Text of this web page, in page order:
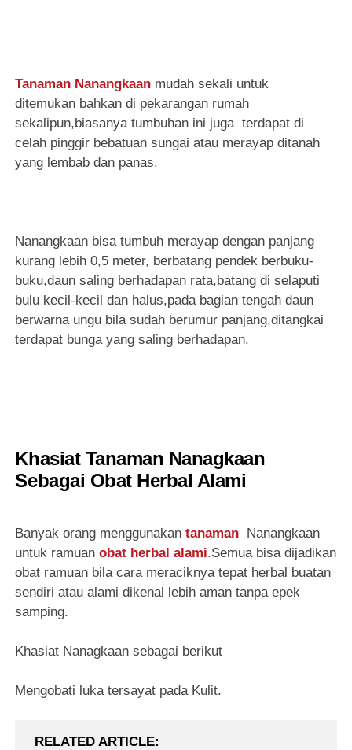
Tanaman Nanangkaan mudah sekali untuk
ditemukan bahkan di pekarangan rumah
sekalipun,biasanya tumbuhan ini juga terdapat di
celah pinggir bebatuan sungai atau merayap ditanah
yang lembab dan panas.
Nanangkaan bisa tumbuh merayap dengan panjang
kurang lebih 0,5 meter, berbatang pendek berbuku-
buku,daun saling berhadapan rata,batang di selaputi
bulu kecil-kecil dan halus,pada bagian tengah daun
berwarna ungu bila sudah berumur panjang,ditangkai
terdapat bunga yang saling berhadapan.
Khasiat Tanaman Nanagkaan
Sebagai Obat Herbal Alami
Banyak orang menggunakantanaman Nanangkaan
untuk ramuanobat herbal alami.Semua bisa dijadikan
obat ramuan bila cara meraciknya tepat herbal buatan
sendiri atau alami dikenal lebih aman tanpa epek
samping.
Khasiat Nanagkaan sebagai berikut
Mengobati luka tersayat pada Kulit.
RELATED ARTICLE